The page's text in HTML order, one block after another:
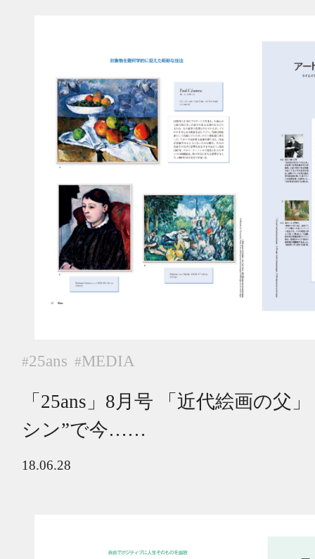
#25ans #MEDIA
「25ans」8月号 「近代絵画の父
シン”で今……
18.06.28